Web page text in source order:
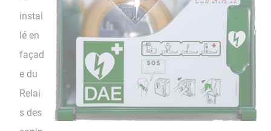
instal
lé en
façad
e du
Relai
s des